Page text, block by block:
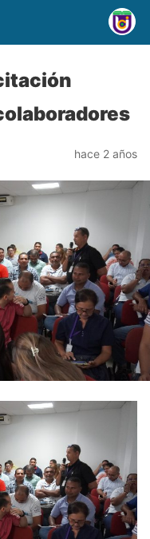
hace 2 años